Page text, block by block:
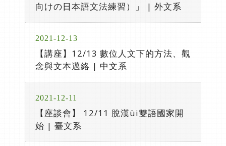
向けの日本語文法練習）」 | 外文系
2021-12-13
【講座】12/13 數位人文下的方法、觀
念與文本邁絡 | 中文系
2021-12-11
【座談會】 12/11 脫漢ùi雙語國家開
始 | 臺文系